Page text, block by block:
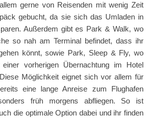
gerne von Reisenden mit wenig Zeit
gebucht, da sie sich das Umladen in
Außerdem gibt es Park & Walk, wo
so nah am Terminal befindet, dass ihr
könnt, sowie Park, Sleep & Fly, wo
vorherigen Übernachtung im Hotel
Möglichkeit eignet sich vor allem für
eine lange Anreise zum Flughafen
früh morgens abfliegen. So ist
die optimale Option dabei und ihr finden